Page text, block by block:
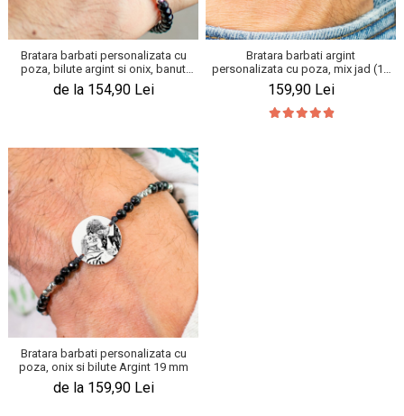
Bratara barbati personalizata cu
poza, bilute argint si onix, banut
Argint 19 mm
de la 154,90 Lei
Bratara barbati argint
personalizata cu poza, mix jad (17
mm)
159,90 Lei
Bratara barbati personalizata cu
poza, onix si bilute Argint 19 mm
de la 159,90 Lei